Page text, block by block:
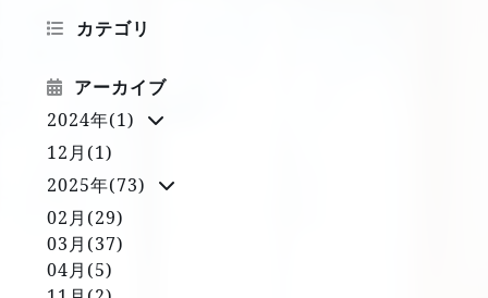
カテゴリ
アーカイブ
2024年(1)
12月(1)
2025年(73)
02月(29)
03月(37)
04月(5)